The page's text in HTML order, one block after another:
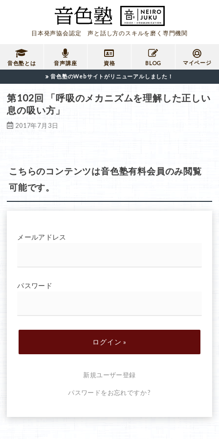
日本発声協会認定 声と話し方のスキルを磨く専門機関
音色塾とは 音声講座 資格 BLOG マイページ
音色塾のWebサイトがリニューアルしました！
第102回 「呼吸のメカニズムを理解した正しい
息の吸い方」
2017年7月3日
こちらのコンテンツは音色塾有料会員のみ閲覧
可能です。
メールアドレス
パスワード
新規ユーザー登録
パスワードをお忘れですか ?